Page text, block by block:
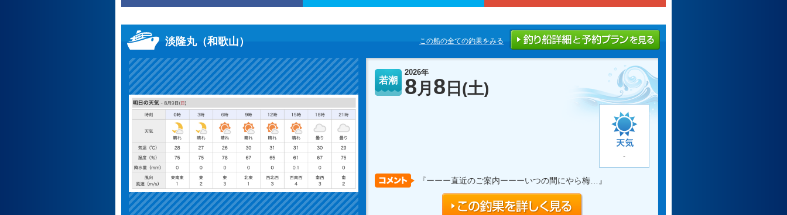
淡隆丸（和歌山） この船の全ての釣果をみる
若潮
2026年
8月 8 日 (土)
-
『ーーー直近のご案内ーーーいつの間にやら梅… 』